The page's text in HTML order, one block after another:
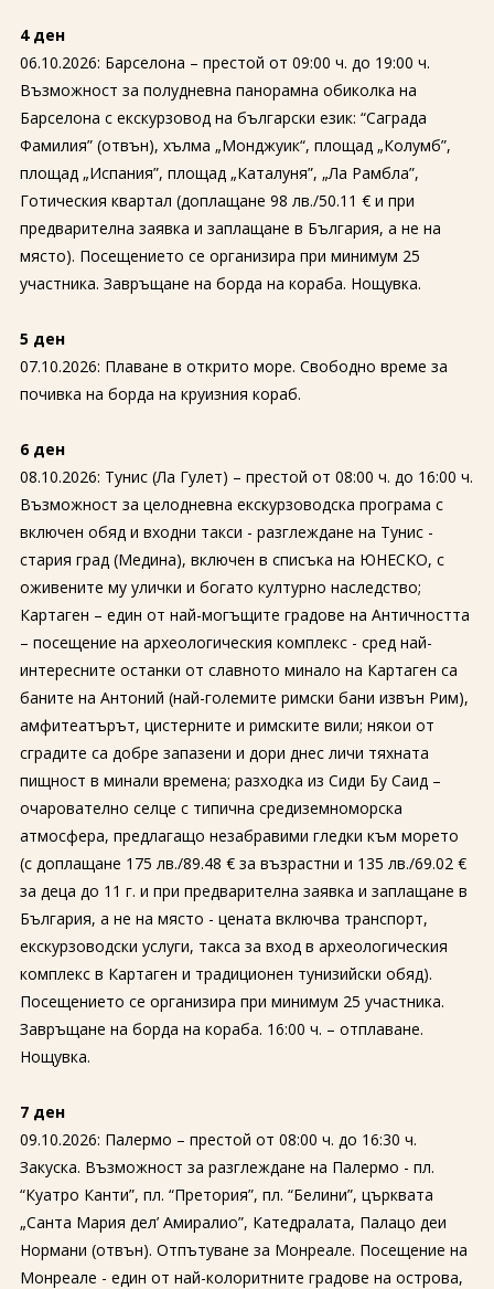
4 ден
06.10.2026: Барселона – престой от 09:00 ч. до 19:00 ч.
Възможност за полудневна панорамна обиколка на
Барселона с екскурзовод на български език: “Саграда
Фамилия” (отвън), хълма „Монджуик“, площад „Колумб”,
площад „Испания”, площад „Каталуня”, „Ла Рамбла”,
Готическия квартал (доплащане 98 лв./50.11 € и при
предварителна заявка и заплащане в България, а не на
място). Посещението се организира при минимум 25
участника. Завръщане на борда на кораба. Нощувка.
5 ден
07.10.2026: Плаване в открито море. Свободно време за
почивка на борда на круизния кораб.
6 ден
08.10.2026: Тунис (Ла Гулет) – престой от 08:00 ч. до 16:00 ч.
Възможност за целодневна екскурзоводска програма с
включен обяд и входни такси - разглеждане на Тунис -
стария град (Медина), включен в списъка на ЮНЕСКО, с
оживените му улички и богато културно наследство;
Картаген – един от най-могъщите градове на Античността
– посещение на археологическия комплекс - сред най-
интересните останки от славното минало на Картаген са
баните на Антоний (най-големите римски бани извън Рим),
амфитеатърът, цистерните и римските вили; някои от
сградите са добре запазени и дори днес личи тяхната
пищност в минали времена; разходка из Сиди Бу Саид –
очарователно селце с типична средиземноморска
атмосфера, предлагащо незабравими гледки към морето
(с доплащане 175 лв./89.48 € за възрастни и 135 лв./69.02 €
за деца до 11 г. и при предварителна заявка и заплащане в
България, а не на място - цената включва транспорт,
екскурзоводски услуги, такса за вход в археологическия
комплекс в Картаген и традиционен тунизийски обяд).
Посещението се организира при минимум 25 участника.
Завръщане на борда на кораба. 16:00 ч. – отплаване.
Нощувка.
7 ден
09.10.2026: Палермо – престой от 08:00 ч. до 16:30 ч.
Закуска. Възможност за разглеждане на Палермо - пл.
“Куатро Канти”, пл. “Претория”, пл. “Белини”, църквата
„Санта Мария дел’ Амиралио”, Катедралата, Палацо деи
Нормани (отвън). Отпътуване за Монреале. Посещение на
Монреале - един от най-колоритните градове на острова,